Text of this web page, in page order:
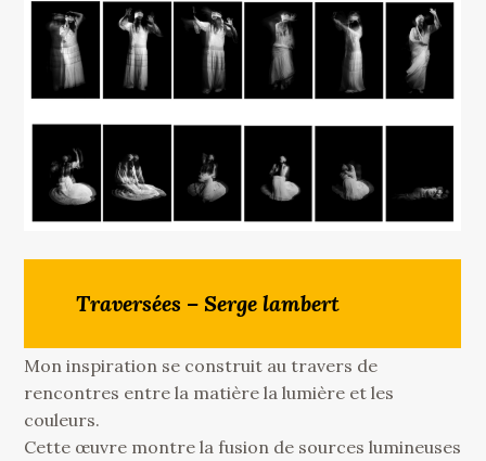
Traversées – Serge lambert
Mon inspiration se construit au travers de
rencontres entre la matière la lumière et les
couleurs.
Cette œuvre montre la fusion de sources lumineuses